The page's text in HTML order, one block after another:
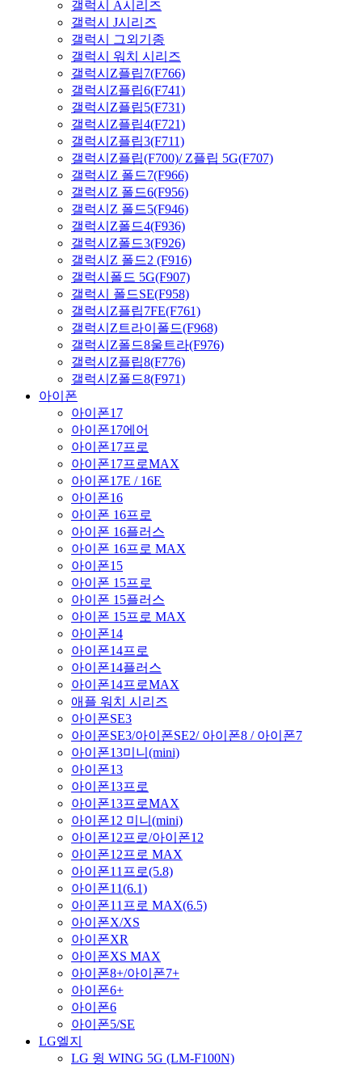
갤럭시 A시리즈
갤럭시 J시리즈
갤럭시 그외기종
갤럭시 워치 시리즈
갤럭시Z플립7(F766)
갤럭시Z플립6(F741)
갤럭시Z플립5(F731)
갤럭시Z플립4(F721)
갤럭시Z플립3(F711)
갤럭시Z플립(F700)/ Z플립 5G(F707)
갤럭시Z 폴드7(F966)
갤럭시Z 폴드6(F956)
갤럭시Z 폴드5(F946)
갤럭시Z폴드4(F936)
갤럭시Z폴드3(F926)
갤럭시Z 폴드2 (F916)
갤럭시폴드 5G(F907)
갤럭시 폴드SE(F958)
갤럭시Z플립7FE(F761)
갤럭시Z트라이폴드(F968)
갤럭시Z폴드8울트라(F976)
갤럭시Z플립8(F776)
갤럭시Z폴드8(F971)
아이폰
아이폰17
아이폰17에어
아이폰17프로
아이폰17프로MAX
아이폰17E / 16E
아이폰16
아이폰 16프로
아이폰 16플러스
아이폰 16프로 MAX
아이폰15
아이폰 15프로
아이폰 15플러스
아이폰 15프로 MAX
아이폰14
아이폰14프로
아이폰14플러스
아이폰14프로MAX
애플 워치 시리즈
아이폰SE3
아이폰SE3/아이폰SE2/ 아이폰8 / 아이폰7
아이폰13미니(mini)
아이폰13
아이폰13프로
아이폰13프로MAX
아이폰12 미니(mini)
아이폰12프로/아이폰12
아이폰12프로 MAX
아이폰11프로(5.8)
아이폰11(6.1)
아이폰11프로 MAX(6.5)
아이폰X/XS
아이폰XR
아이폰XS MAX
아이폰8+/아이폰7+
아이폰6+
아이폰6
아이폰5/SE
LG엘지
LG 윙 WING 5G (LM-F100N)